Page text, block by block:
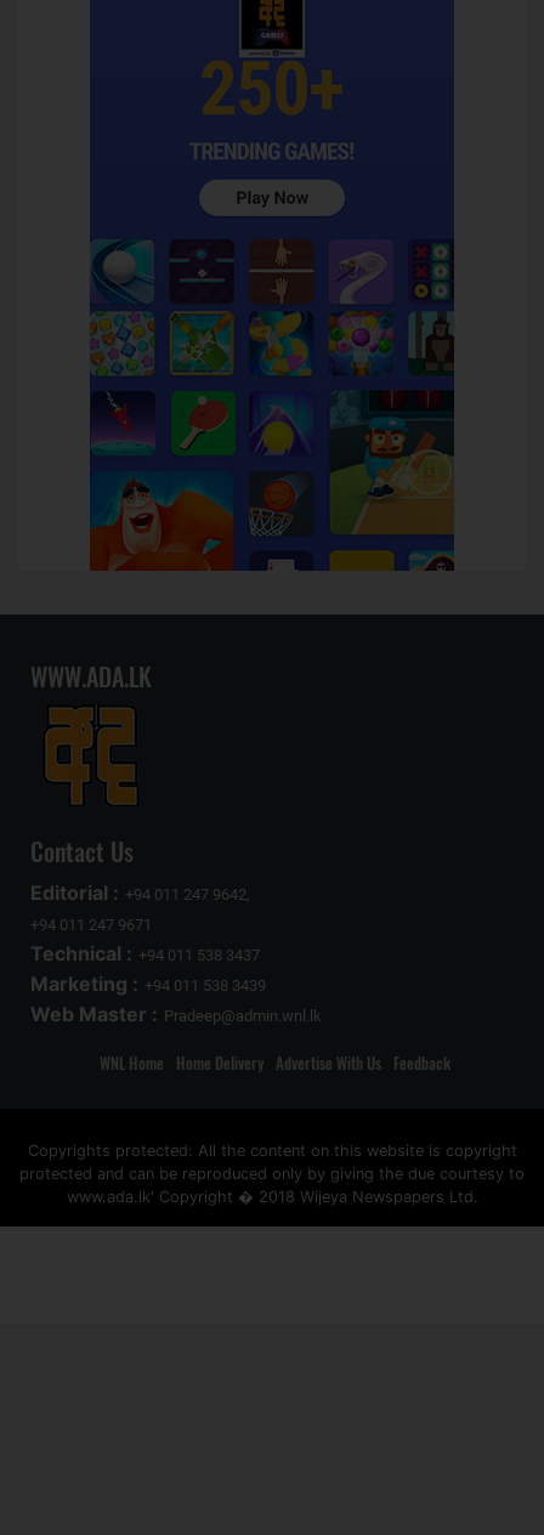
WWW.ADA.LK
Contact Us
Editorial : +94 011 247 9642,
+94 011 247 9671
Technical : +94 011 538 3437
Marketing : +94 011 538 3439
Web Master : Pradeep@admin.wnl.lk
WNL Home Home Delivery Advertise With Us Feedback
Copyrights protected: All the content on this website is copyright
protected and can be reproduced only by giving the due courtesy to
www.ada.lk' Copyright � 2018 Wijeya Newspapers Ltd.